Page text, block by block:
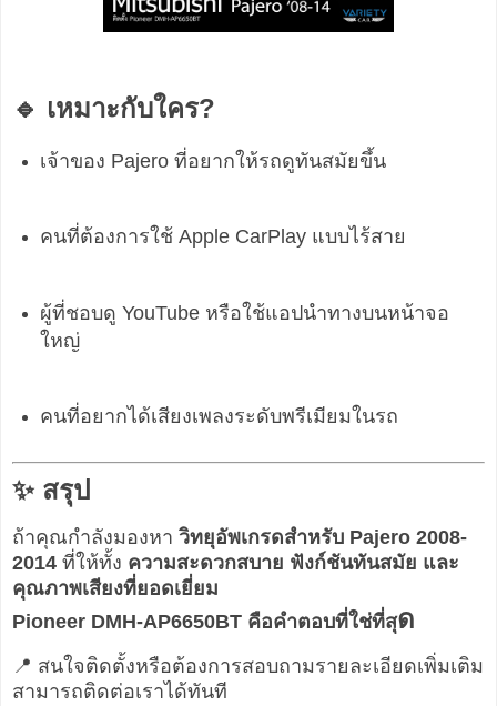
🔹 เหมาะกับใคร?
เจ้าของ Pajero ที่อยากให้รถดูทันสมัยขึ้น
คนที่ต้องการใช้ Apple CarPlay แบบไร้สาย
ผู้ที่ชอบดู YouTube หรือใช้แอปนำทางบนหน้าจอ
ใหญ่
คนที่อยากได้เสียงเพลงระดับพรีเมียมในรถ
✨ สรุป
ถ้าคุณกำลังมองหา วิทยุอัพเกรดสำหรับ Pajero 2008-
2014 ที่ให้ทั้ง ความสะดวกสบาย ฟังก์ชันทันสมัย และ
คุณภาพเสียงที่ยอดเยี่ยม
Pioneer DMH-AP6650BT คือคำตอบที่ใช่ที่สุด
📍 สนใจติดตั้งหรือต้องการสอบถามรายละเอียดเพิ่มเติม
สามารถติดต่อเราได้ทันที